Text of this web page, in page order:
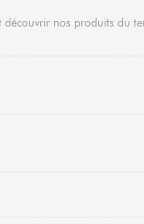
nos produits du